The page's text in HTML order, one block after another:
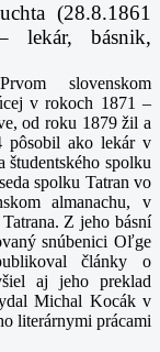
(28.8.1861
lekár, básnik,
slovenskom
v rokoch 1871 –
od roku 1879 žil a
pôsobil ako lekár v
spolku
spolku Tatran vo
almanachu, v
Z jeho básní
snúbenici Oľge
články o
aj jeho preklad
Michal Kocák v
literárnymi prácami